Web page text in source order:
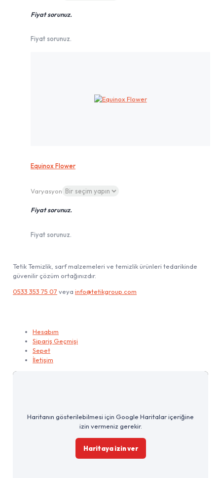
Fiyat sorunuz.
Fiyat sorunuz.
Equinox Flower
Varyasyon
Fiyat sorunuz.
Fiyat sorunuz.
Tetik Temizlik, sarf malzemeleri ve temizlik ürünleri tedarikinde
güvenilir çözüm ortağınızdır.
0533 353 75 07 veya info@tetikgroup.com
Hesabım
Sipariş Geçmişi
Sepet
İletişim
Haritanın gösterilebilmesi için Google Haritalar içeriğine
izin vermeniz gerekir.
Haritaya izin ver